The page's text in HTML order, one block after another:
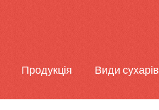
Продукція Види сухарів